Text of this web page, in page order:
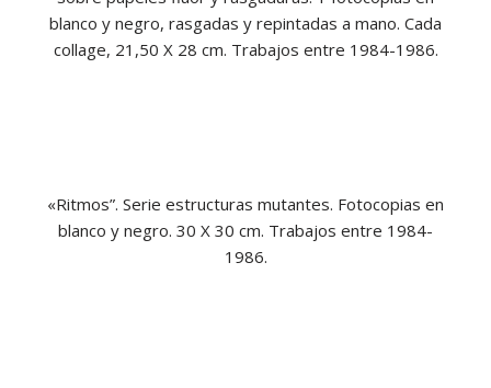
blanco y negro, rasgadas y repintadas a mano. Cada
collage, 21,50 X 28 cm. Trabajos entre 1984-1986.
«Ritmos”. Serie estructuras mutantes. Fotocopias en
blanco y negro. 30 X 30 cm. Trabajos entre 1984-
1986.